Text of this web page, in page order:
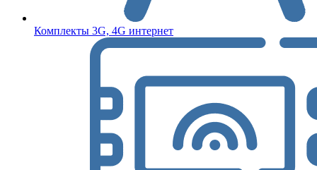
Комплекты 3G, 4G интернет